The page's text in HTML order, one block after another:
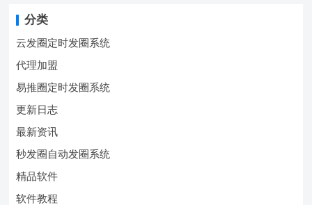
分类
云发圈定时发圈系统
代理加盟
易推圈定时发圈系统
更新日志
最新资讯
秒发圈自动发圈系统
精品软件
软件教程